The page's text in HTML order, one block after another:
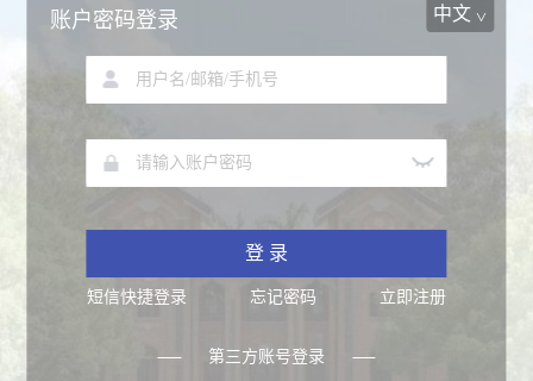
中文
账户密码登录
登 录
短信快捷登录 忘记密码 立即注册
第三方账号登录